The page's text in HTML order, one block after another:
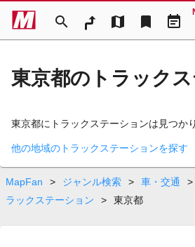
search map bookmark event_note
東京都のトラック
東京都にトラックステーションは見つか
他の地域のトラックステーションを探す
MapFan > ジャンル検索 > 車・交通 >
ラックステーション
> 東京都